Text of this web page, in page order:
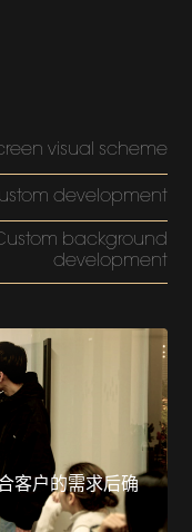
visual scheme
development
background
development
客户的需求后确